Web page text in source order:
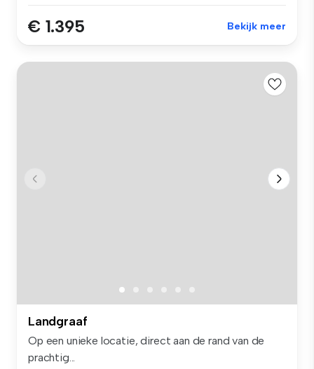
€ 1.395 Bekijk meer
Landgraaf
Op een unieke locatie, direct aan de rand van de
prachtig...